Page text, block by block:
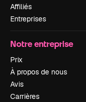
Affiliés
Entreprises
Notre entreprise
Prix
À propos de nous
Avis
Carrières